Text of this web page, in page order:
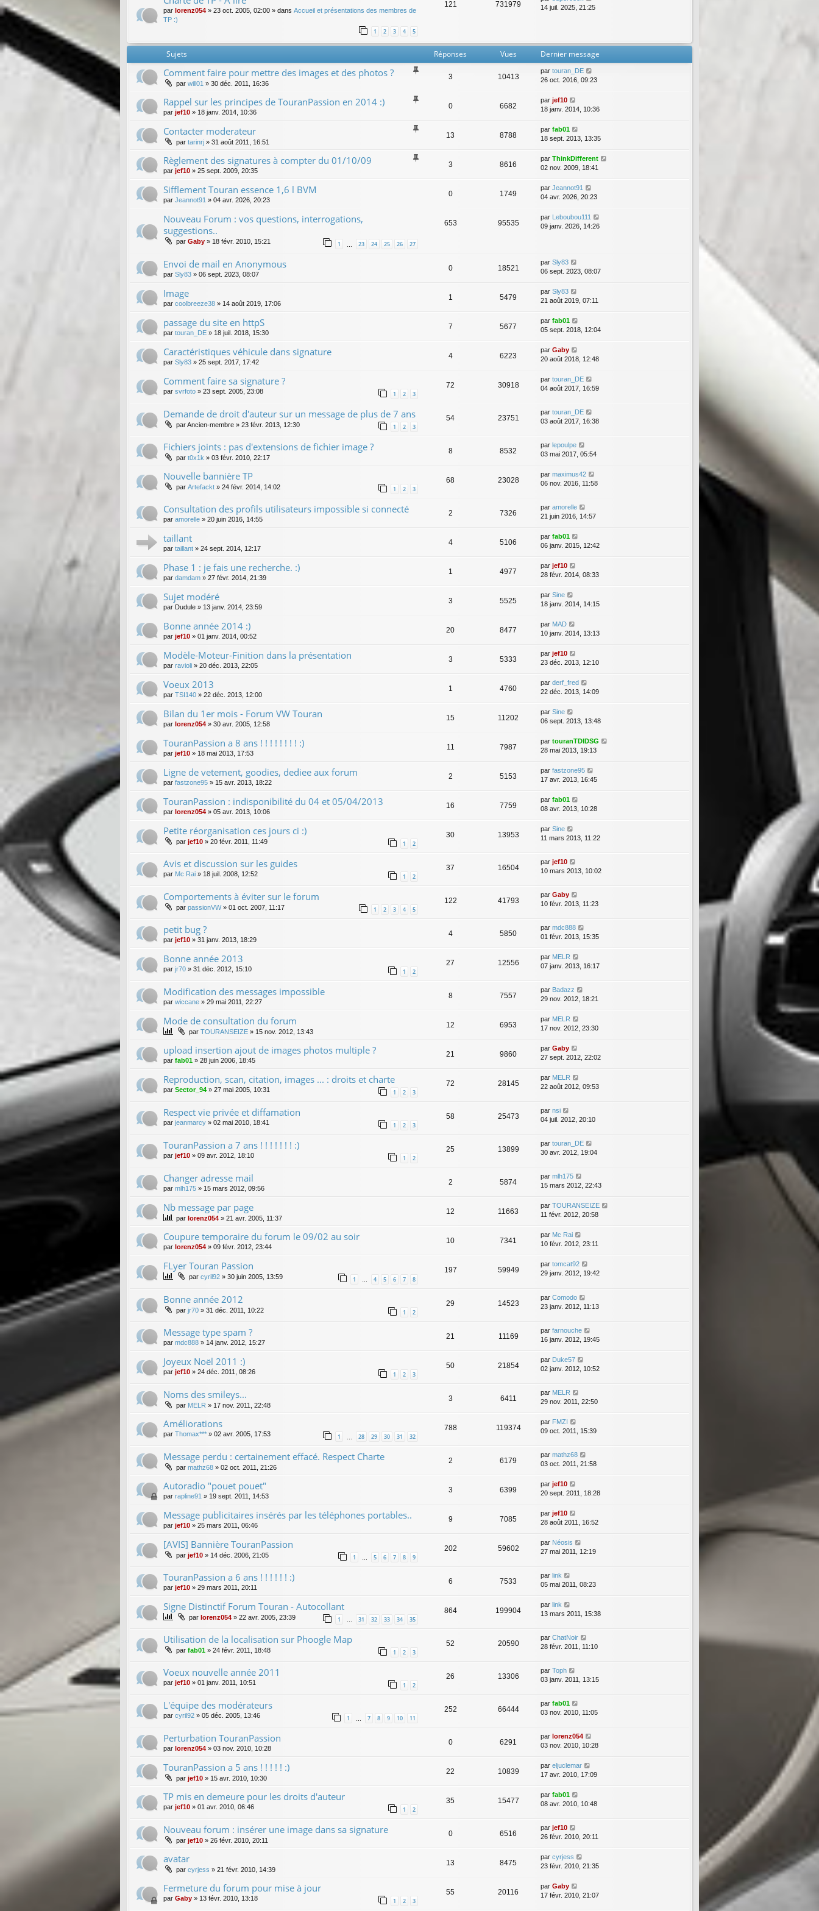
par lorenz054 » 23 oct. 2005, 02:00 » dans Accueil et présentations des membres de
TP :)
1 2 3 4 5
121 731979
14 juil. 2025, 21:25
Sujets Réponses Vues Dernier message
Comment faire pour mettre des images et des photos ?
par will01 » 30 déc. 2011, 16:36
3 10413
par touran_DE
26 oct. 2016, 09:23
Rappel sur les principes de TouranPassion en 2014 :)
par jef10 » 18 janv. 2014, 10:36
0 6682
par jef10
18 janv. 2014, 10:36
Contacter moderateur
par tarinrj » 31 août 2011, 16:51
13 8788
par fab01
18 sept. 2013, 13:35
Règlement des signatures à compter du 01/10/09
par jef10 » 25 sept. 2009, 20:35
3 8616
par ThinkDifferent
02 nov. 2009, 18:41
Sifflement Touran essence 1,6 l BVM
par Jeannot91 » 04 avr. 2026, 20:23
0 1749
par Jeannot91
04 avr. 2026, 20:23
Nouveau Forum : vos questions, interrogations,
suggestions..
par Gaby » 18 févr. 2010, 15:21 1 23 24 25 26 27
653 95535
par Leboubou111
09 janv. 2026, 14:26
Envoi de mail en Anonymous
par Sly83 » 06 sept. 2023, 08:07
0 18521
par Sly83
06 sept. 2023, 08:07
Image
par coolbreeze38 » 14 août 2019, 17:06
1 5479
par Sly83
21 août 2019, 07:11
passage du site en httpS
par touran_DE » 18 juil. 2018, 15:30
7 5677
par fab01
05 sept. 2018, 12:04
Caractéristiques véhicule dans signature
par Sly83 » 25 sept. 2017, 17:42
4 6223
par Gaby
20 août 2018, 12:48
Comment faire sa signature ?
par svrfoto » 23 sept. 2005, 23:08 1 2 3
72 30918
par touran_DE
04 août 2017, 16:59
Demande de droit d'auteur sur un message de plus de 7 ans
parAncien-membre » 23 févr. 2013, 12:30 1 2 3
54 23751
par touran_DE
03 août 2017, 16:38
Fichiers joints : pas d'extensions de fichier image ?
par t0x1k » 03 févr. 2010, 22:17
8 8532
par lepoulpe
03 mai 2017, 05:54
Nouvelle bannière TP
par Artefackt » 24 févr. 2014, 14:02 1 2 3
68 23028
par maximus42
06 nov. 2016, 11:58
Consultation des profils utilisateurs impossible si connecté
par amorelle » 20 juin 2016, 14:55
2 7326
par amorelle
21 juin 2016, 14:57
taillant
par taillant » 24 sept. 2014, 12:17
4 5106
par fab01
06 janv. 2015, 12:42
Phase 1 : je fais une recherche. :)
par damdam » 27 févr. 2014, 21:39
1 4977
par jef10
28 févr. 2014, 08:33
Sujet modéré
par Dudule » 13 janv. 2014, 23:59
3 5525
par Sine
18 janv. 2014, 14:15
Bonne année 2014 :)
par jef10 » 01 janv. 2014, 00:52
20 8477
par MAD
10 janv. 2014, 13:13
Modèle-Moteur-Finition dans la présentation
par ravioli » 20 déc. 2013, 22:05
3 5333
par jef10
23 déc. 2013, 12:10
Voeux 2013
par TSI140 » 22 déc. 2013, 12:00
1 4760
par derf_fred
22 déc. 2013, 14:09
Bilan du 1er mois - Forum VW Touran
par lorenz054 » 30 avr. 2005, 12:58
15 11202
par Sine
06 sept. 2013, 13:48
TouranPassion a 8 ans ! ! ! ! ! ! ! ! :)
par jef10 » 18 mai 2013, 17:53
11 7987
par touranTDIDSG
28 mai 2013, 19:13
Ligne de vetement, goodies, dediee aux forum
par fastzone95 » 15 avr. 2013, 18:22
2 5153
par fastzone95
17 avr. 2013, 16:45
TouranPassion : indisponibilité du 04 et 05/04/2013
par lorenz054 » 05 avr. 2013, 10:06
16 7759
par fab01
08 avr. 2013, 10:28
Petite réorganisation ces jours ci :)
par jef10 » 20 févr. 2011, 11:49 1 2
30 13953
par Sine
11 mars 2013, 11:22
Avis et discussion sur les guides
par Mc Rai » 18 juil. 2008, 12:52 1 2
37 16504
par jef10
10 mars 2013, 10:02
Comportements à éviter sur le forum
par passionVW» 01 oct. 2007, 11:17 1 2 3 4 5
122 41793
par Gaby
10 févr. 2013, 11:23
petit bug ?
par jef10 » 31 janv. 2013, 18:29
4 5850
par mdc888
01 févr. 2013, 15:35
Bonne année 2013
par jr70 » 31 déc. 2012, 15:10 1 2
27 12556
par MELR
07 janv. 2013, 16:17
Modification des messages impossible
par wiccane » 29 mai 2011, 22:27
8 7557
par Badazz
29 nov. 2012, 18:21
Mode de consultation du forum
par TOURANSEIZE » 15 nov. 2012, 13:43
12 6953
par MELR
17 nov. 2012, 23:30
upload insertion ajout de images photos multiple ?
par fab01 » 28 juin 2006, 18:45
21 9860
par Gaby
27 sept. 2012, 22:02
Reproduction, scan, citation, images ... : droits et charte
par Sector_94 » 27 mai 2005, 10:31 1 2 3
72 28145
par MELR
22 août 2012, 09:53
Respect vie privée et diffamation
par jeanmarcy » 02 mai 2010, 18:41 1 2 3
58 25473
par nsi
04 juil. 2012, 20:10
TouranPassion a 7 ans ! ! ! ! ! ! ! :)
par jef10 » 09 avr. 2012, 18:10 1 2
25 13899
par touran_DE
30 avr. 2012, 19:04
Changer adresse mail
par mlh175 » 15 mars 2012, 09:56
2 5874
par mlh175
15 mars 2012, 22:43
Nb message par page
par lorenz054 » 21 avr. 2005, 11:37
12 11663
par TOURANSEIZE
11 févr. 2012, 20:58
Coupure temporaire du forum le 09/02 au soir
par lorenz054 » 09 févr. 2012, 23:44
10 7341
par Mc Rai
10 févr. 2012, 23:11
FLyer Touran Passion
par cyril92 » 30 juin 2005, 13:59 1 4 5 6 7 8
197 59949
par tomcat92
29 janv. 2012, 19:42
Bonne année 2012
par jr70 » 31 déc. 2011, 10:22 1 2
29 14523
par Comodo
23 janv. 2012, 11:13
Message type spam ?
par mdc888 » 14 janv. 2012, 15:27
21 11169
par farnouche
16 janv. 2012, 19:45
Joyeux Noël 2011 :)
par jef10 » 24 déc. 2011, 08:26 1 2 3
50 21854
par Duke57
02 janv. 2012, 10:52
Noms des smileys...
par MELR » 17 nov. 2011, 22:48
3 6411
par MELR
29 nov. 2011, 22:50
Améliorations
par Thomax*** » 02 avr. 2005, 17:53 1 28 29 30 31 32
788 119374
par FMZI
09 oct. 2011, 15:39
Message perdu : certainement effacé. Respect Charte
par mathz68 » 02 oct. 2011, 21:26
2 6179
par mathz68
03 oct. 2011, 21:58
Autoradio "pouet pouet"
par rapline91 » 19 sept. 2011, 14:53
3 6399
par jef10
20 sept. 2011, 18:28
Message publicitaires insérés par les téléphones portables..
par jef10 » 25 mars 2011, 06:46
9 7085
par jef10
28 août 2011, 16:52
[AVIS] Bannière TouranPassion
par jef10 » 14 déc. 2006, 21:05 1 5 6 7 8 9
202 59602
par Néosis
27 mai 2011, 12:19
TouranPassion a 6 ans ! ! ! ! ! ! :)
par jef10 » 29 mars 2011, 20:11
6 7533
par link
05 mai 2011, 08:23
Signe Distinctif Forum Touran - Autocollant
par lorenz054 » 22 avr. 2005, 23:39 1 … 31 32 33 34 35
864 199904
par link
13 mars 2011, 15:38
Utilisation de la localisation sur Phoogle Map
par fab01 » 24 févr. 2011, 18:48 1 2 3
52 20590
par ChatNoir
28 févr. 2011, 11:10
Voeux nouvelle année 2011
par jef10 » 01 janv. 2011, 10:51 1 2
26 13306
par Toph
03 janv. 2011, 13:15
L'équipe des modérateurs
par cyril92 » 05 déc. 2005, 13:46 1 … 7 8 9 10 11
252 66444
par fab01
03 nov. 2010, 11:05
Perturbation TouranPassion
par lorenz054 » 03 nov. 2010, 10:28
0 6291
par lorenz054
03 nov. 2010, 10:28
TouranPassion a 5 ans ! ! ! ! ! :)
par jef10 » 15 avr. 2010, 10:30
22 10839
par eljuclemar
17 avr. 2010, 17:09
TP mis en demeure pour les droits d'auteur
par jef10 » 01 avr. 2010, 06:46 1 2
35 15477
par fab01
08 avr. 2010, 10:48
Nouveau forum : insérer une image dans sa signature
par jef10 » 26 févr. 2010, 20:11
0 6516
par jef10
26 févr. 2010, 20:11
avatar
par cyrjess » 21 févr. 2010, 14:39
13 8475
par cyrjess
23 févr. 2010, 21:35
Fermeture du forum pour mise à jour
par Gaby » 13 févr. 2010, 13:18 1 2 3
55 20116
par Gaby
17 févr. 2010, 21:07